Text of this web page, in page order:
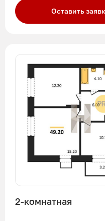
Оставить
2-комнатная